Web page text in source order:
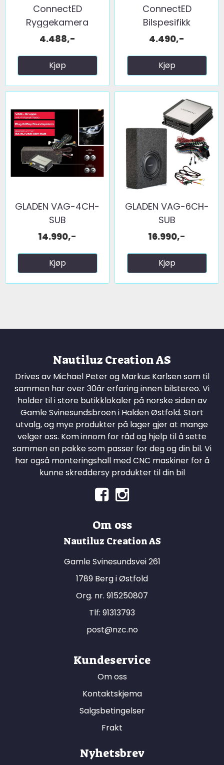
ConnectED
Ryggekamera
(håndtak) (CVBS) ...
4.488,-
Kjøp
ConnectED
Bilspesifikk
basskasse 10" ...
4.490,-
Kjøp
GLADEN VAG-4CH-
SUB
14.990,-
Kjøp
GLADEN VAG-6CH-
SUB
16.990,-
Kjøp
Nautiluz Creation AS
Drives av Michael Peter og Markus Karlsen som til
sammen har over 30år erfaring innen bilstereo. Vi
holder til i store butikklokaler på norske siden av
Gamle Svinesundsbroen i Halden Østfold. Stort
utvalg, og mye produkter på lager gjør at mange
velger oss. Kom innom for råd og hjelp til å sette
sammen en pakke som passer for deg og din bil. Vi
har også monteringshall med CNC maskiner for å
kunne skreddersy produkter til din bil
Om oss
Nautiluz Creation AS
Gamle Svinesundsvei 261
1789 Berg i Østfold
Org. nr. 915250807
Tlf: 91313793
post@nzc.no
Kundeservice
Om oss
Kontaktskjema
Salgsbetingelser
Frakt
Nyhetsbrev